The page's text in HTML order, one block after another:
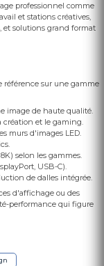
professionnel comme
et stations créatives,
et solutions grand format
référence sur une gamme
image de haute qualité.
et le gaming.
murs d'images LED.
selon les gammes.
USB-C).
de dalles intégrée.
d'affichage ou des
performance qui figure